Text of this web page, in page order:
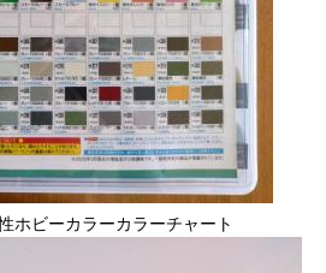
ホビーカラーカラーチャート